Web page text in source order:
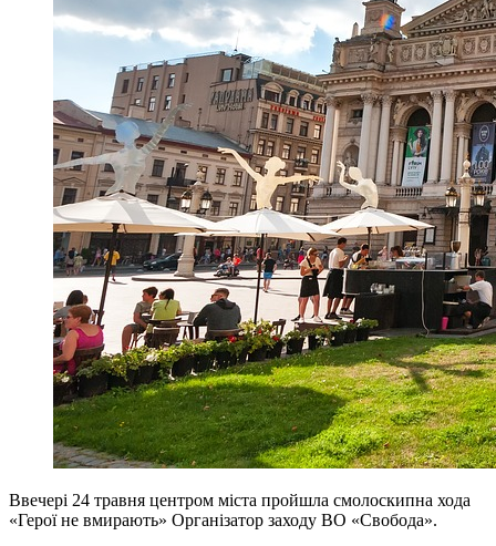
Ввечері 24 травня центром міста пройшла смолоскипна хода
«Герої не вмирають» Організатор заходу ВО «Свобода».